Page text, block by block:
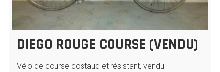
DIEGO ROUGE COURSE (VENDU)
Vélo de course costaud et résistant, vendu